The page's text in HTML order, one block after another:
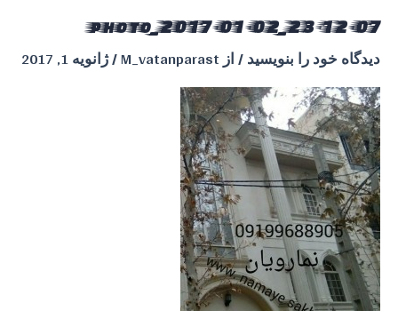
photo_2017-01-02_23-12-07
دیدگاه‌ خود را بنویسید/ ازM_vatanparast
/ژانویه 1, 2017